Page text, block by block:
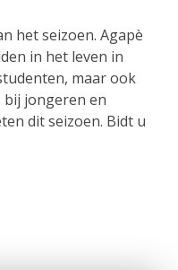
het seizoen. Agapè
in het leven in
maar ook
jongeren en
dit seizoen. Bidt u